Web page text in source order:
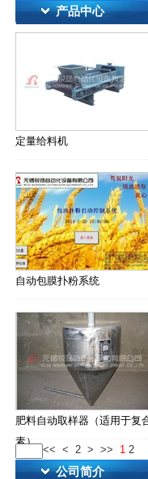
产品中心
定量给料机
自动包膜扑粉系统
肥料自动取样器（适用于复
素）
<< < 2 > >> 1 2
公司简介